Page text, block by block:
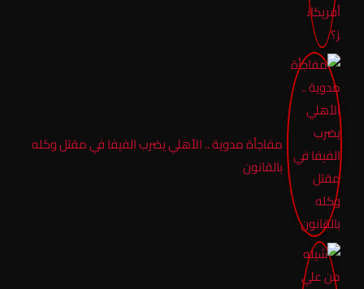
مفاجأة مدوية .. الأهلي يضرب الفيفا في مقتل وكله
بالقانون